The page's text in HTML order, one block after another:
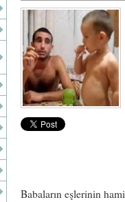
Babaların eşlerinin